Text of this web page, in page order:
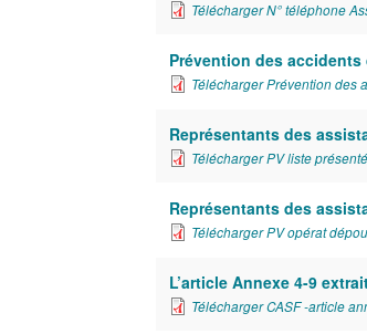
Télécharger N° téléphone
Prévention des
Télécharger Prévention des
Représentants des
Télécharger PV liste
Représentants des
Télécharger PV opérat
L’article Annexe 4-9
Télécharger CASF -article